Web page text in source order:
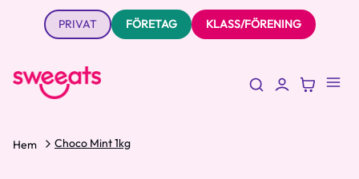
PRIVAT FÖRETAG KLASS/FÖRENING
Hem Choco Mint 1kg